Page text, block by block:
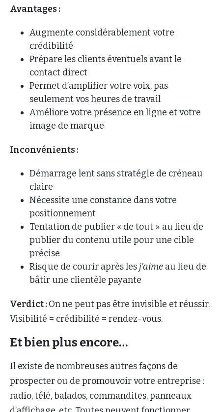
Avantages :
Augmente considérablement votre
crédibilité
Prépare les clients éventuels avant le
contact direct
Permet d’amplifier votre voix, pas
seulement vos heures de travail
Améliore votre présence en ligne et votre
image de marque
Inconvénients :
Démarrage lent sans stratégie de créneau
claire
Nécessite une constance dans votre
positionnement
Tentation de publier « de tout » au lieu de
publier du contenu utile pour une cible
précise
Risque de courir après les j’aime au lieu de
bâtir une clientèle payante
Verdict :On ne peut pas être invisible et réussir.
Visibilité = crédibilité = rendez-vous.
Et bien plus encore…
Il existe de nombreuses autres façons de
prospecter ou de promouvoir votre entreprise :
radio, télé, balados, commandites, panneaux